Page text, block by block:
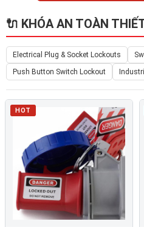
🔌 KHÓA AN TOÀN
Electrical Plug & Socket Lockouts
Push Button Switch Lockout
HOT